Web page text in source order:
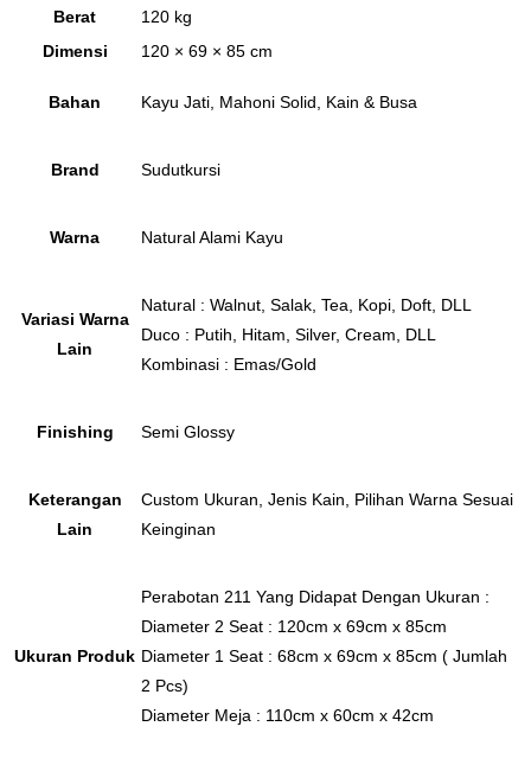
Berat
120 kg
Dimensi
120 × 69 × 85 cm
Bahan Kayu Jati, Mahoni Solid, Kain & Busa
Brand Sudutkursi
Warna Natural Alami Kayu
Variasi Warna
Lain
Natural : Walnut, Salak, Tea, Kopi, Doft, DLL
Duco : Putih, Hitam, Silver, Cream, DLL
Kombinasi : Emas/Gold
Finishing Semi Glossy
Keterangan
Lain
Custom Ukuran, Jenis Kain, Pilihan Warna Sesuai
Keinginan
Ukuran Produk
Perabotan 211 Yang Didapat Dengan Ukuran :
Diameter 2 Seat : 120cm x 69cm x 85cm
Diameter 1 Seat : 68cm x 69cm x 85cm ( Jumlah
2 Pcs)
Diameter Meja : 110cm x 60cm x 42cm